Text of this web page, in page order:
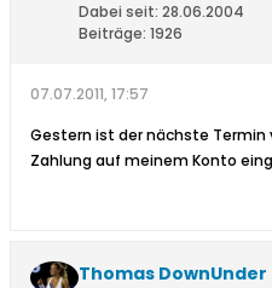
Dabei seit: 28.06.2004
Beiträge: 1926
07.07.2011, 17:57
Gestern ist der nächste Termin
Zahlung auf meinem Konto
Thomas DownUnder